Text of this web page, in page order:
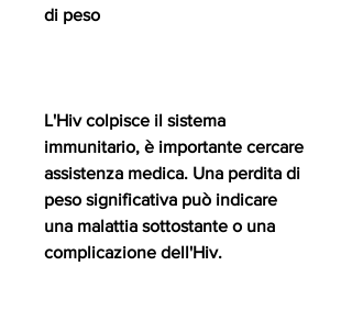
di peso
L'Hiv colpisce il sistema
immunitario, è importante cercare
assistenza medica. Una perdita di
peso significativa può indicare
una malattia sottostante o una
complicazione dell'Hiv.